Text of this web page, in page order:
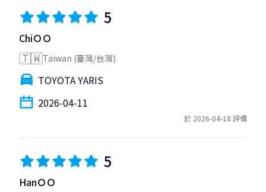
5
ChiＯＯ
🇹🇼Taiwan (臺灣/台灣)
TOYOTA YARIS
2026-04-11
於 2026-04-18 評價
5
HanＯＯ